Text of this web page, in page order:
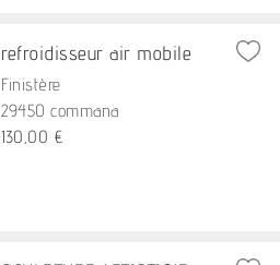
refroidisseur air mobile
Finistère
29450 commana
130,00 €